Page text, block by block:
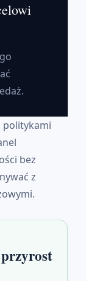
politykami
bez
z